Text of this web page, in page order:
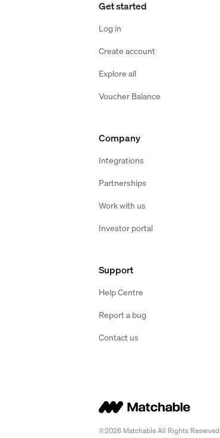
Get started
Log in
Create account
Explore all
Voucher Balance
Company
Integrations
Partnerships
Work with us
Investor portal
Support
Help Centre
Report a bug
Contact us
©2026 Matchable All Rights Reserved